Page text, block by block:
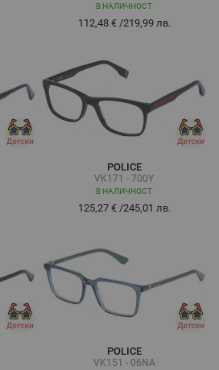
В НАЛИЧНОСТ
112,48 €/219,99 лв.
POLICE
VK171 - 700Y
В НАЛИЧНОСТ
125,27 €/245,01 лв.
POLICE
VK151 - 06NA